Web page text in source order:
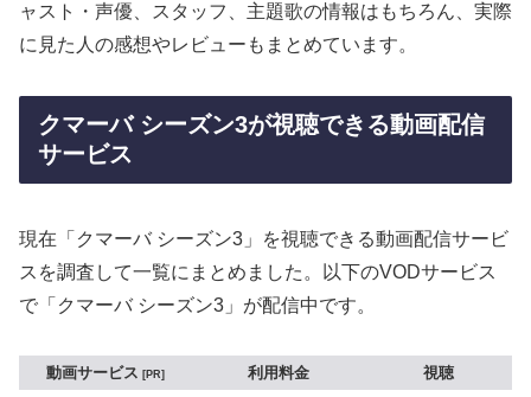
ャスト・声優、スタッフ、主題歌の情報はもちろん、実際
に見た人の感想やレビューもまとめています。
クマーバ シーズン3が視聴できる動画配信
サービス
現在「クマーバ シーズン3」を視聴できる動画配信サービ
スを調査して一覧にまとめました。以下のVODサービス
で「クマーバ シーズン3」が配信中です。
動画サービス PR 利用料金
視聴